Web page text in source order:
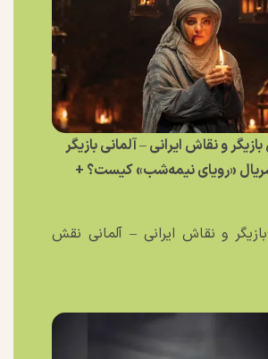
و نقاش ایرانی – آلمانی بازیگر
«رویای نیمه‌شب» کیست؟ +
و نقاش ایرانی – آلمانی نقش